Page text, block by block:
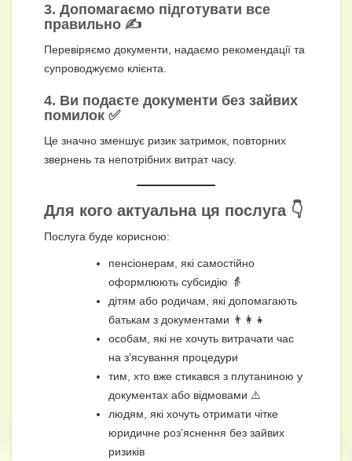
3. Допомагаємо підготувати все
правильно ✍️
Перевіряємо документи, надаємо рекомендації та
супроводжуємо клієнта.
4. Ви подаєте документи без зайвих
помилок ✅
Це значно зменшує ризик затримок, повторних
звернень та непотрібних витрат часу.
Для кого актуальна ця послуга 👇
Послуга буде корисною:
пенсіонерам, які самостійно
оформлюють субсидію 👵
дітям або родичам, які допомагають
батькам з документами 👨‍👩‍👧
особам, які не хочуть витрачати час
на з’ясування процедури
тим, хто вже стикався з плутаниною у
документах або відмовами ⚠️
людям, які хочуть отримати чітке
юридичне роз’яснення без зайвих
ризиків